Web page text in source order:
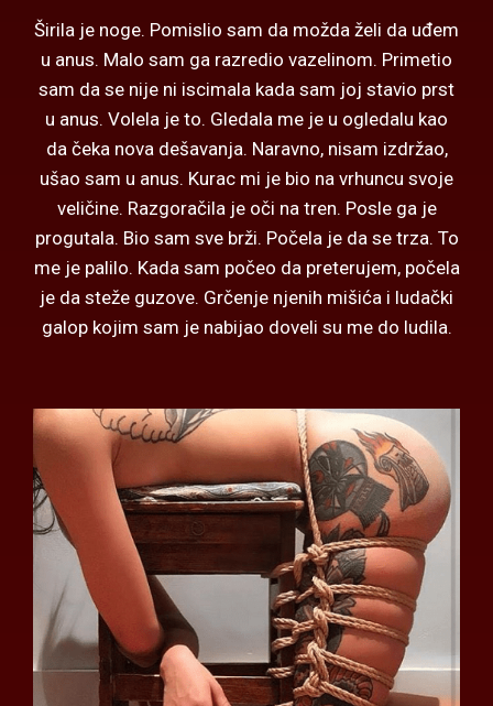
Širila je noge. Pomislio sam da možda želi da uđem
u anus. Malo sam ga razredio vazelinom. Primetio
sam da se nije ni iscimala kada sam joj stavio prst
u anus. Volela je to. Gledala me je u ogledalu kao
da čeka nova dešavanja. Naravno, nisam izdržao,
ušao sam u anus. Kurac mi je bio na vrhuncu svoje
veličine. Razgoračila je oči na tren. Posle ga je
progutala. Bio sam sve brži. Počela je da se trza. To
me je palilo. Kada sam počeo da preterujem, počela
je da steže guzove. Grčenje njenih mišića i ludački
galop kojim sam je nabijao doveli su me do ludila.